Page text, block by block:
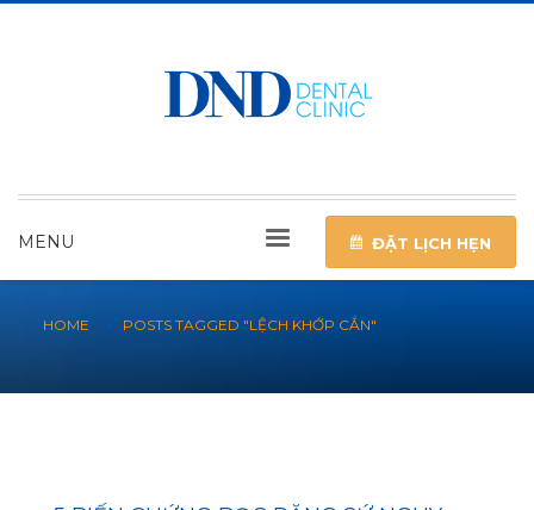
MENU ĐẶT LỊCH HẸN
HOME POSTS TAGGED "LỆCH KHỚP CẮN"